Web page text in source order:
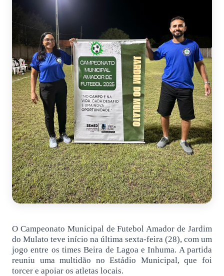
O Campeonato Municipal de Futebol Amador de Jardim
do Mulato teve início na última sexta-feira (28), com um
jogo entre os times Beira de Lagoa e Inhuma. A partida
reuniu uma multidão no Estádio Municipal, que foi
torcer e apoiar os atletas locais.